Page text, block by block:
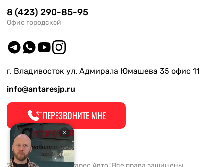
8 (423) 290-85-95
Офис городской
г. Владивосток ул. Адмирала Юмашева 35 офис 11
info@antaresjp.ru
ПЕРЕЗВОНИТЕ МНЕ
2008-2026 ООО "Антарес Авто" Все права защищены